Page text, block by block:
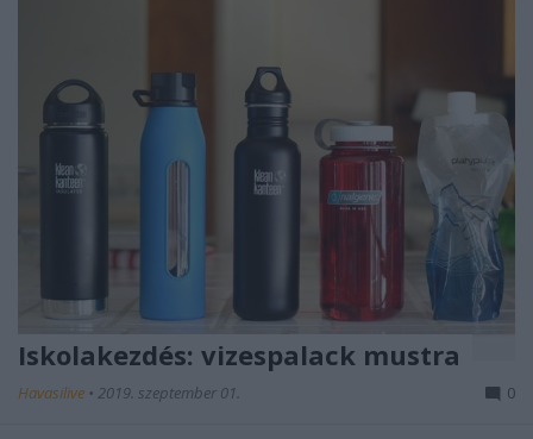
Iskolakezdés: vizespalack mustra
Havasilive • 2019. szeptember 01. 0